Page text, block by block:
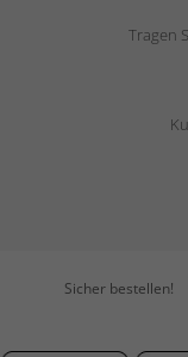
Tragen
Sicher bestellen!